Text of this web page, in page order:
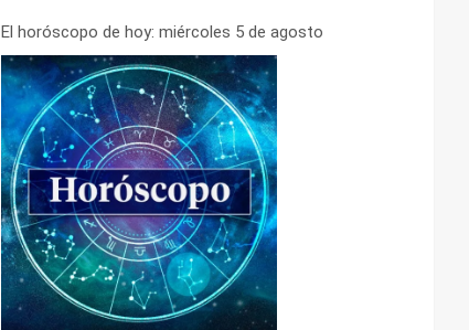
El horóscopo de hoy: miércoles 5 de agosto